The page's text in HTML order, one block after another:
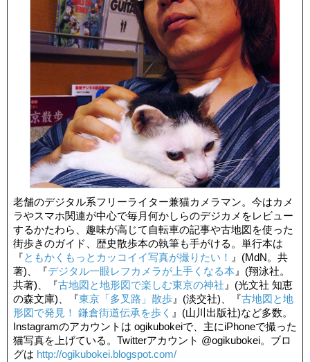
老舗のデジタル系フリーライター兼猫カメラマン。今はカメ
ラやスマホ関連が中心で毎月何かしらのデジカメをレビュー
するかたわら、趣味が高じて自転車の記事や古地図を使った
街歩きのガイド、歴史散歩本の執筆も手がける。単行本は
『ともかくもっとカッコイイ写真が撮りたい！ 』(MdN。共
著)、『デジタル一眼レフカメラが上手くなる本 』(翔泳社。
共著)、『古地図と地形図で楽しむ東京の神社 』(光文社 知恵
の森文庫)、『東京「多叉路」散歩』(淡交社)、『古地図と地
形図で発見！ 鎌倉街道伝承を歩く 』(山川出版社)など多数。
Instagramのアカウントは ogikubokeiで、主にiPhoneで撮った
猫写真を上げている。Twitterアカウント @ogikubokei。ブロ
グは http://ogikubokei.blogspot.com/